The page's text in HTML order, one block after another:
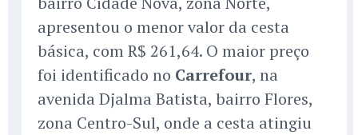
apresentou o menor valor da cesta
básica, com R$ 261,64. O maior preço
foi identificado no Carrefour, na
avenida Djalma Batista, bairro Flores,
zona Centro-Sul, onde a cesta atingiu